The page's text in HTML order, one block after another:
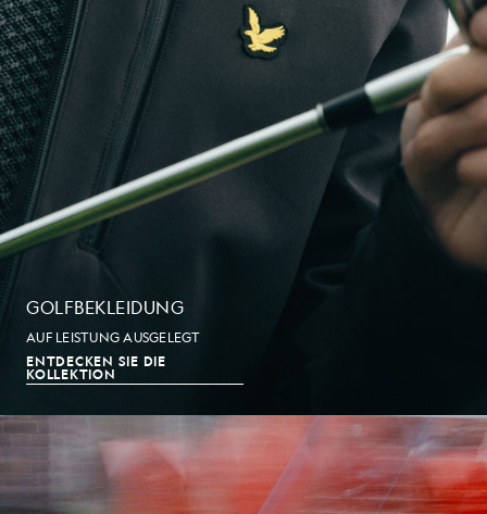
GOLFBEKLEIDUNG
AUF LEISTUNG AUSGELEGT
ENTDECKEN SIE DIE
KOLLEKTION